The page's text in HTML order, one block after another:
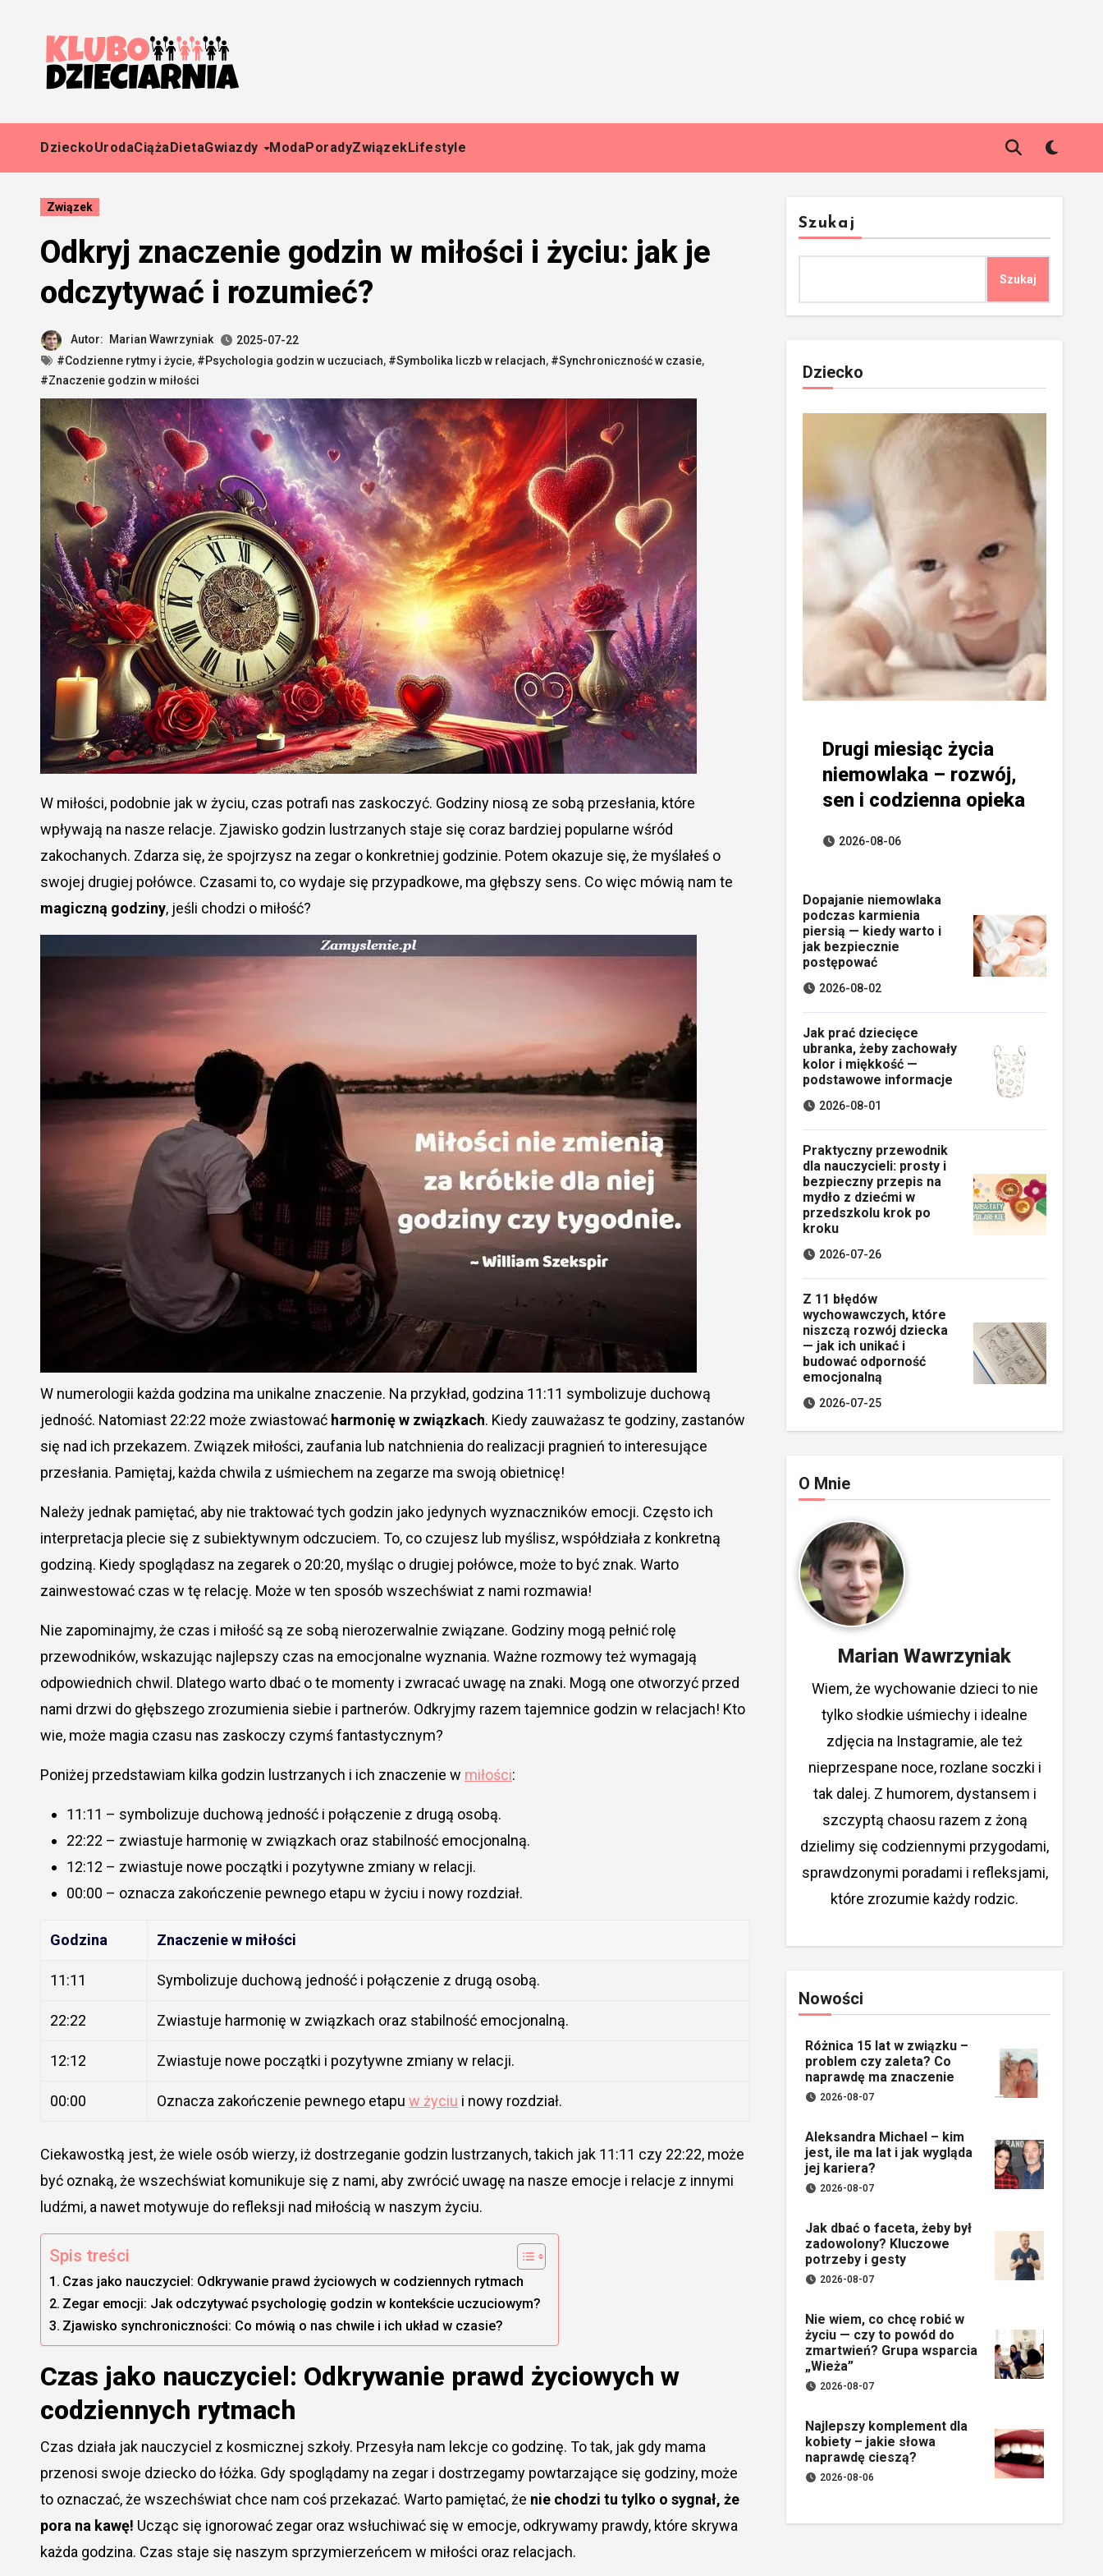
DzieckoUrodaCiążaDietaGwiazdy ModaPoradyZwiązekLifestyle
Związek
Odkryj znaczenie godzin w miłości i życiu: jak je
odczytywać i rozumieć?
Autor: Marian Wawrzyniak
2025-07-22
#Codzienne rytmy i życie, #Psychologia godzin w uczuciach, #Symbolika liczb w relacjach, #Synchroniczność w czasie,
#Znaczenie godzin w miłości
W miłości, podobnie jak w życiu, czas potrafi nas zaskoczyć. Godziny niosą ze sobą przesłania, które
wpływają na nasze relacje. Zjawisko godzin lustrzanych staje się coraz bardziej popularne wśród
zakochanych. Zdarza się, że spojrzysz na zegar o konkretniej godzinie. Potem okazuje się, że myślałeś o
swojej drugiej połówce. Czasami to, co wydaje się przypadkowe, ma głębszy sens. Co więc mówią nam te
magiczną godziny, jeśli chodzi o miłość?
W numerologii każda godzina ma unikalne znaczenie. Na przykład, godzina 11:11 symbolizuje duchową
jedność. Natomiast 22:22 może zwiastować harmonię w związkach. Kiedy zauważasz te godziny, zastanów
się nad ich przekazem. Związek miłości, zaufania lub natchnienia do realizacji pragnień to interesujące
przesłania. Pamiętaj, każda chwila z uśmiechem na zegarze ma swoją obietnicę!
Należy jednak pamiętać, aby nie traktować tych godzin jako jedynych wyznaczników emocji. Często ich
interpretacja plecie się z subiektywnym odczuciem. To, co czujesz lub myślisz, współdziała z konkretną
godziną. Kiedy spoglądasz na zegarek o 20:20, myśląc o drugiej połówce, może to być znak. Warto
zainwestować czas w tę relację. Może w ten sposób wszechświat z nami rozmawia!
Nie zapominajmy, że czas i miłość są ze sobą nierozerwalnie związane. Godziny mogą pełnić rolę
przewodników, wskazując najlepszy czas na emocjonalne wyznania. Ważne rozmowy też wymagają
odpowiednich chwil. Dlatego warto dbać o te momenty i zwracać uwagę na znaki. Mogą one otworzyć przed
nami drzwi do głębszego zrozumienia siebie i partnerów. Odkryjmy razem tajemnice godzin w relacjach! Kto
wie, może magia czasu nas zaskoczy czymś fantastycznym?
Poniżej przedstawiam kilka godzin lustrzanych i ich znaczenie w miłości:
11:11 – symbolizuje duchową jedność i połączenie z drugą osobą.
22:22 – zwiastuje harmonię w związkach oraz stabilność emocjonalną.
12:12 – zwiastuje nowe początki i pozytywne zmiany w relacji.
00:00 – oznacza zakończenie pewnego etapu w życiu i nowy rozdział.
Godzina Znaczenie w miłości
11:11 Symbolizuje duchową jedność i połączenie z drugą osobą.
22:22 Zwiastuje harmonię w związkach oraz stabilność emocjonalną.
12:12 Zwiastuje nowe początki i pozytywne zmiany w relacji.
00:00 Oznacza zakończenie pewnego etapuw życiu i nowy rozdział.
Ciekawostką jest, że wiele osób wierzy, iż dostrzeganie godzin lustrzanych, takich jak 11:11 czy 22:22, może
być oznaką, że wszechświat komunikuje się z nami, aby zwrócić uwagę na nasze emocje i relacje z innymi
ludźmi, a nawet motywuje do refleksji nad miłością w naszym życiu.
Spis treści
Czas jako nauczyciel: Odkrywanie prawd życiowych w codziennych rytmach
Zegar emocji: Jak odczytywać psychologię godzin w kontekście uczuciowym?
Zjawisko synchroniczności: Co mówią o nas chwile i ich układ w czasie?
Czas jako nauczyciel: Odkrywanie prawd życiowych w
codziennych rytmach
Czas działa jak nauczyciel z kosmicznej szkoły. Przesyła nam lekcje co godzinę. To tak, jak gdy mama
przenosi swoje dziecko do łóżka. Gdy spoglądamy na zegar i dostrzegamy powtarzające się godziny, może
to oznaczać, że wszechświat chce nam coś przekazać. Warto pamiętać, że nie chodzi tu tylko o sygnał, że
pora na kawę! Ucząc się ignorować zegar oraz wsłuchiwać się w emocje, odkrywamy prawdy, które skrywa
każda godzina. Czas staje się naszym sprzymierzeńcem w miłości oraz relacjach.
Szukaj
Szukaj
Dziecko
Drugi miesiąc życia
niemowlaka – rozwój,
sen i codzienna opieka
2026-08-06
Dopajanie niemowlaka
podczas karmienia
piersią — kiedy warto i
jak bezpiecznie
postępować
2026-08-02
Jak prać dziecięce
ubranka, żeby zachowały
kolor i miękkość —
podstawowe informacje
2026-08-01
Praktyczny przewodnik
dla nauczycieli: prosty i
bezpieczny przepis na
mydło z dziećmi w
przedszkolu krok po
kroku
2026-07-26
Z 11 błędów
wychowawczych, które
niszczą rozwój dziecka
— jak ich unikać i
budować odporność
emocjonalną
2026-07-25
O Mnie
Marian Wawrzyniak
Wiem, że wychowanie dzieci to nie
tylko słodkie uśmiechy i idealne
zdjęcia na Instagramie, ale też
nieprzespane noce, rozlane soczki i
tak dalej. Z humorem, dystansem i
szczyptą chaosu razem z żoną
dzielimy się codziennymi przygodami,
sprawdzonymi poradami i refleksjami,
które zrozumie każdy rodzic.
Nowości
Różnica 15 lat w związku –
problem czy zaleta? Co
naprawdę ma znaczenie
2026-08-07
Aleksandra Michael – kim
jest, ile ma lat i jak wygląda
jej kariera?
2026-08-07
Jak dbać o faceta, żeby był
zadowolony? Kluczowe
potrzeby i gesty
2026-08-07
Nie wiem, co chcę robić w
życiu — czy to powód do
zmartwień? Grupa wsparcia
„Wieża”
2026-08-07
Najlepszy komplement dla
kobiety – jakie słowa
naprawdę cieszą?
2026-08-06